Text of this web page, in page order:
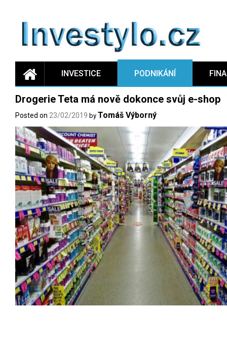
INVESTICE PODNIKÁNÍ
Drogerie Teta má nově dokonce svůj e-shop
Posted on 23/02/2019 by Tomáš Výborný